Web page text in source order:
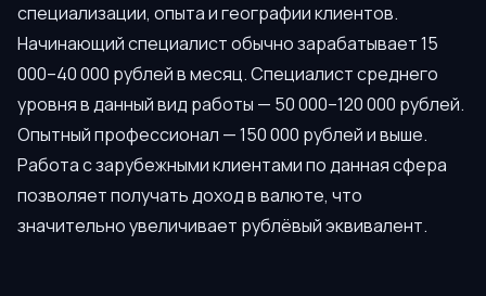
специализации, опыта и географии клиентов.
Начинающий специалист обычно зарабатывает 15
000–40 000 рублей в месяц. Специалист среднего
уровня в данный вид работы — 50 000–120 000 рублей.
Опытный профессионал — 150 000 рублей и выше.
Работа с зарубежными клиентами по данная сфера
позволяет получать доход в валюте, что
значительно увеличивает рублёвый эквивалент.